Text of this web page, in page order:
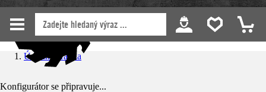
Konfigurátor se připravuje...
Úvodní stránka